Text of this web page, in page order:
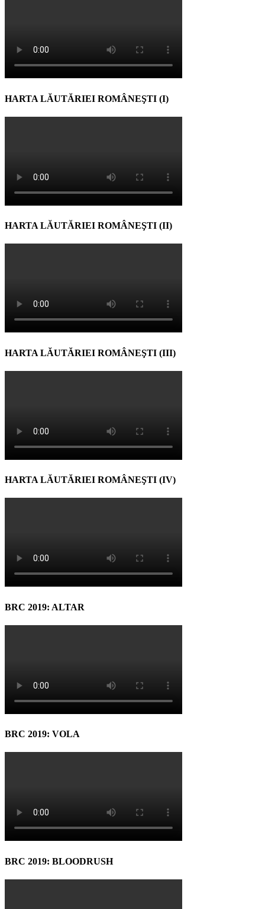
HARTA LĂUTĂRIEI ROMÂNEŞTI (I)
HARTA LĂUTĂRIEI ROMÂNEŞTI (II)
HARTA LĂUTĂRIEI ROMÂNEŞTI (III)
HARTA LĂUTĂRIEI ROMÂNEŞTI (IV)
BRC 2019: ALTAR
BRC 2019: VOLA
BRC 2019: BLOODRUSH